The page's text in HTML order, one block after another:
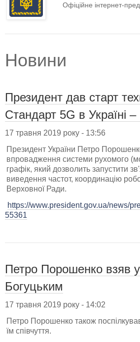
Офіційне інтернет-
Новини
Президент дав старт
Стандарт 5G в Україні
17 травня 2019 року - 13:56
Президент України Петро
впровадження системи рухомого
графік, який дозволить запустити
виведення частот, координацію
Верховної Ради.
https://www.president.gov.ua/news/
55361
Петро Порошенко взяв
Богуцьким
17 травня 2019 року - 14:02
Петро Порошенко також
їм співчуття.